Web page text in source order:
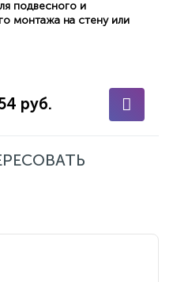
подвесного и
монтажа на стену или
руб.